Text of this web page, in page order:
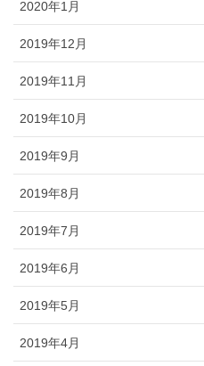
2020年1月
2019年12月
2019年11月
2019年10月
2019年9月
2019年8月
2019年7月
2019年6月
2019年5月
2019年4月